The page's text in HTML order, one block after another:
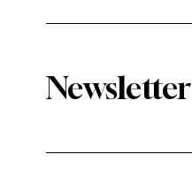
Newsletter